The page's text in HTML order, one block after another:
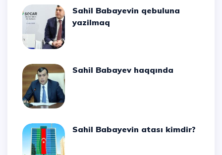
Sahil Babayevin qebuluna
yazilmaq
Sahil Babayev haqqında
Sahil Babayevin atası kimdir?